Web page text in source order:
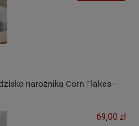
narożnika Corn Flakes -
69,00 zł